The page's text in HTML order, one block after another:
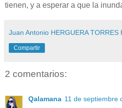
tienen, y a esperar a que la
Juan Antonio HERGUERA TORRES
Compartir
2 comentarios:
Qalamana 11 de septiembre